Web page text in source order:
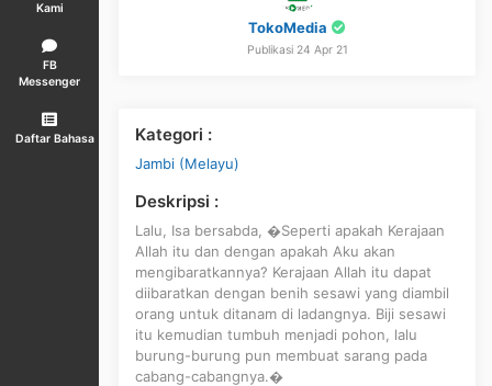
Kami
FB
Messenger
Daftar Bahasa
TokoMedia
Publikasi 24 Apr 21
Kategori :
Jambi (Melayu)
Deskripsi :
Lalu, Isa bersabda, �Seperti apakah Kerajaan
Allah itu dan dengan apakah Aku akan
mengibaratkannya? Kerajaan Allah itu dapat
diibaratkan dengan benih sesawi yang diambil
orang untuk ditanam di ladangnya. Biji sesawi
itu kemudian tumbuh menjadi pohon, lalu
burung-burung pun membuat sarang pada
cabang-cabangnya.�